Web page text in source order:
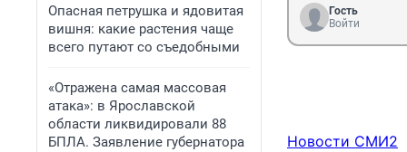
Опасная петрушка и ядовитая
вишня: какие растения чаще
всего путают со съедобными
«Отражена самая массовая
атака»: в Ярославской
области ликвидировали 88
БПЛА. Заявление губернатора
Гость
Войти
Новости СМИ2